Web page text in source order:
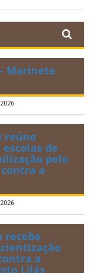
– Marinete
reúne
de
pelo
a
recebe
a
Lilás